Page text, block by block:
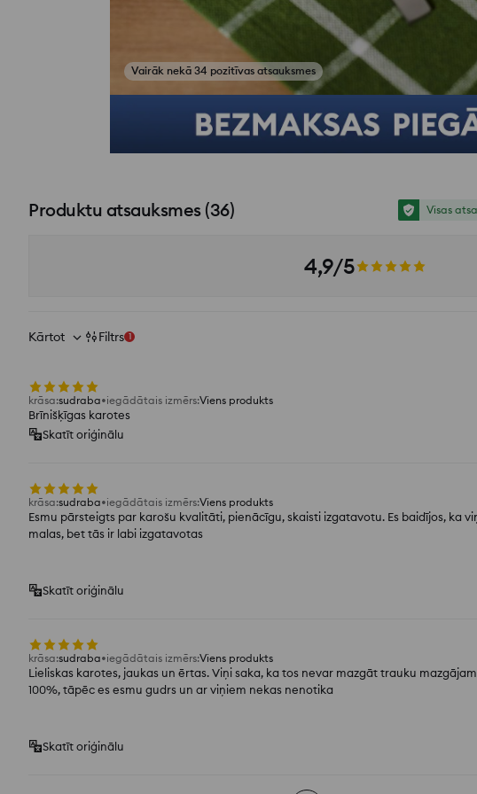
Skatīt fotoattēlus no atsauksmēm
Produktu atsauksmes(36) Visas
4,9/5
Kārtot Filtrs 1
krāsa:sudraba iegādātais izmērs:Viens produkts
Brīnišķīgas karotes
Skatīt oriģinālu
krāsa:sudraba iegādātais izmērs:Viens produkts
Esmu pārsteigts par karošu kvalitāti, pienācīgu, skaisti izgatavotu. Es baidījos, ka
malas, bet tās ir labi izgatavotas
Skatīt oriģinālu
krāsa:sudraba iegādātais izmērs:Viens produkts
Lieliskas karotes, jaukas un ērtas. Viņi saka, ka tos nevar mazgāt trauku
100%, tāpēc es esmu gudrs un ar viņiem nekas nenotika
Skatīt oriģinālu